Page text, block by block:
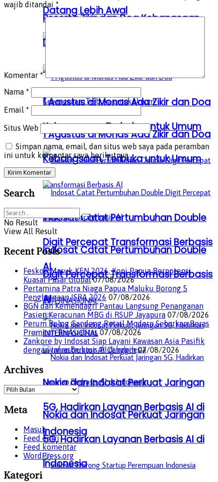
Datang Lebih Awal
1 Agustus di Monas Ada Zikir dan Doa
Kebangsaan, Terbuka untuk Umum
Indosat Catat Pertumbuhan Double
Digit Percepat Transformasi Berbasis
AI
INTERNASIONAL
Nokia dan Indosat Perkuat Jaringan
5G, Hadirkan Layanan Berbasis AI di
Indonesia
Peserta Zikir dan Doa Kebangsaan
Datang Lebih Awal
1 Agustus di Monas Ada Zikir dan Doa
Kebangsaan, Terbuka untuk Umum
Indosat Catat Pertumbuhan Double
Digit Percepat Transformasi Berbasis
AI
INTERNASIONAL
Nokia dan Indosat Perkuat Jaringan
5G, Hadirkan Layanan Berbasis AI di
Indonesia
wajib ditandai *
Komentar *
Nama *
Email *
Situs Web
Simpan nama, email, dan situs web saya pada peramban
ini untuk komentar saya berikutnya.
Search
No Result
View All Result
Recent Posts
Feskop Masuk KEN 2026, Kopi Papua Berpotensi
Kuasai Pasar Global 07/08/2026
Pertamina Patra Niaga Papua Maluku Borong 5
Penghargaan ISRA 2026 07/08/2026
BGN dan Kemendagri Pantau Langsung Penanganan
Pasien Keracunan MBG di RSUP Jayapura 07/08/2026
Perum Bulog Gandeng Retail Modern Sebarkan Beras
Premium Berkualitas 07/08/2026
Zankore by Indosat Siap Layani Kawasan Asia Pasifik
dengan Infrastruktur AI Canggih 07/08/2026
Archives
Archives
Meta
Masuk
Feed entri
Feed komentar
WordPress.org
Kategori